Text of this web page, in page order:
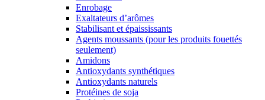
Enrobage
Exaltateurs d’arômes
Stabilisant et épaississants
Agents moussants (pour les produits fouettés
seulement)
Amidons
Antioxydants synthétiques
Antioxydants naturels
Protéines de soja